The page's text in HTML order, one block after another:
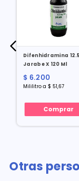
Difenhidramina
Jarabe X 120 Ml
$ 6.200
Mililitro a $ 51,67
Comprar
Otras